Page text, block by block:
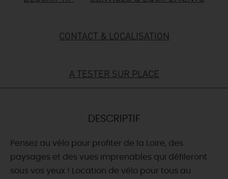
CONTACT & LOCALISATION
A TESTER SUR PLACE
DESCRIPTIF
Pensez au vélo pour profiter de la Loire, des
paysages et des vues imprenables qui défileront
sous vos yeux ! Location de vélo pour tous au